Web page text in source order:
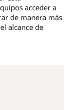
acceder a
de manera más
alcance de